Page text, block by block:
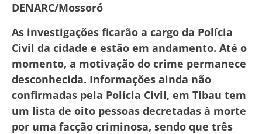
DENARC/Mossoró
As investigações ficarão a cargo da Polícia
Civil da cidade e estão em andamento. Até o
momento, a motivação do crime permanece
desconhecida. Informações ainda não
confirmadas pela Polícia Civil, em Tibau tem
um lista de oito pessoas decretadas à morte
por uma facção criminosa, sendo que três